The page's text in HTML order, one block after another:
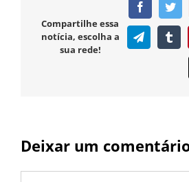
Compartilhe essa
notícia, escolha a
sua rede!
Facebook
Telegram
Deixar um